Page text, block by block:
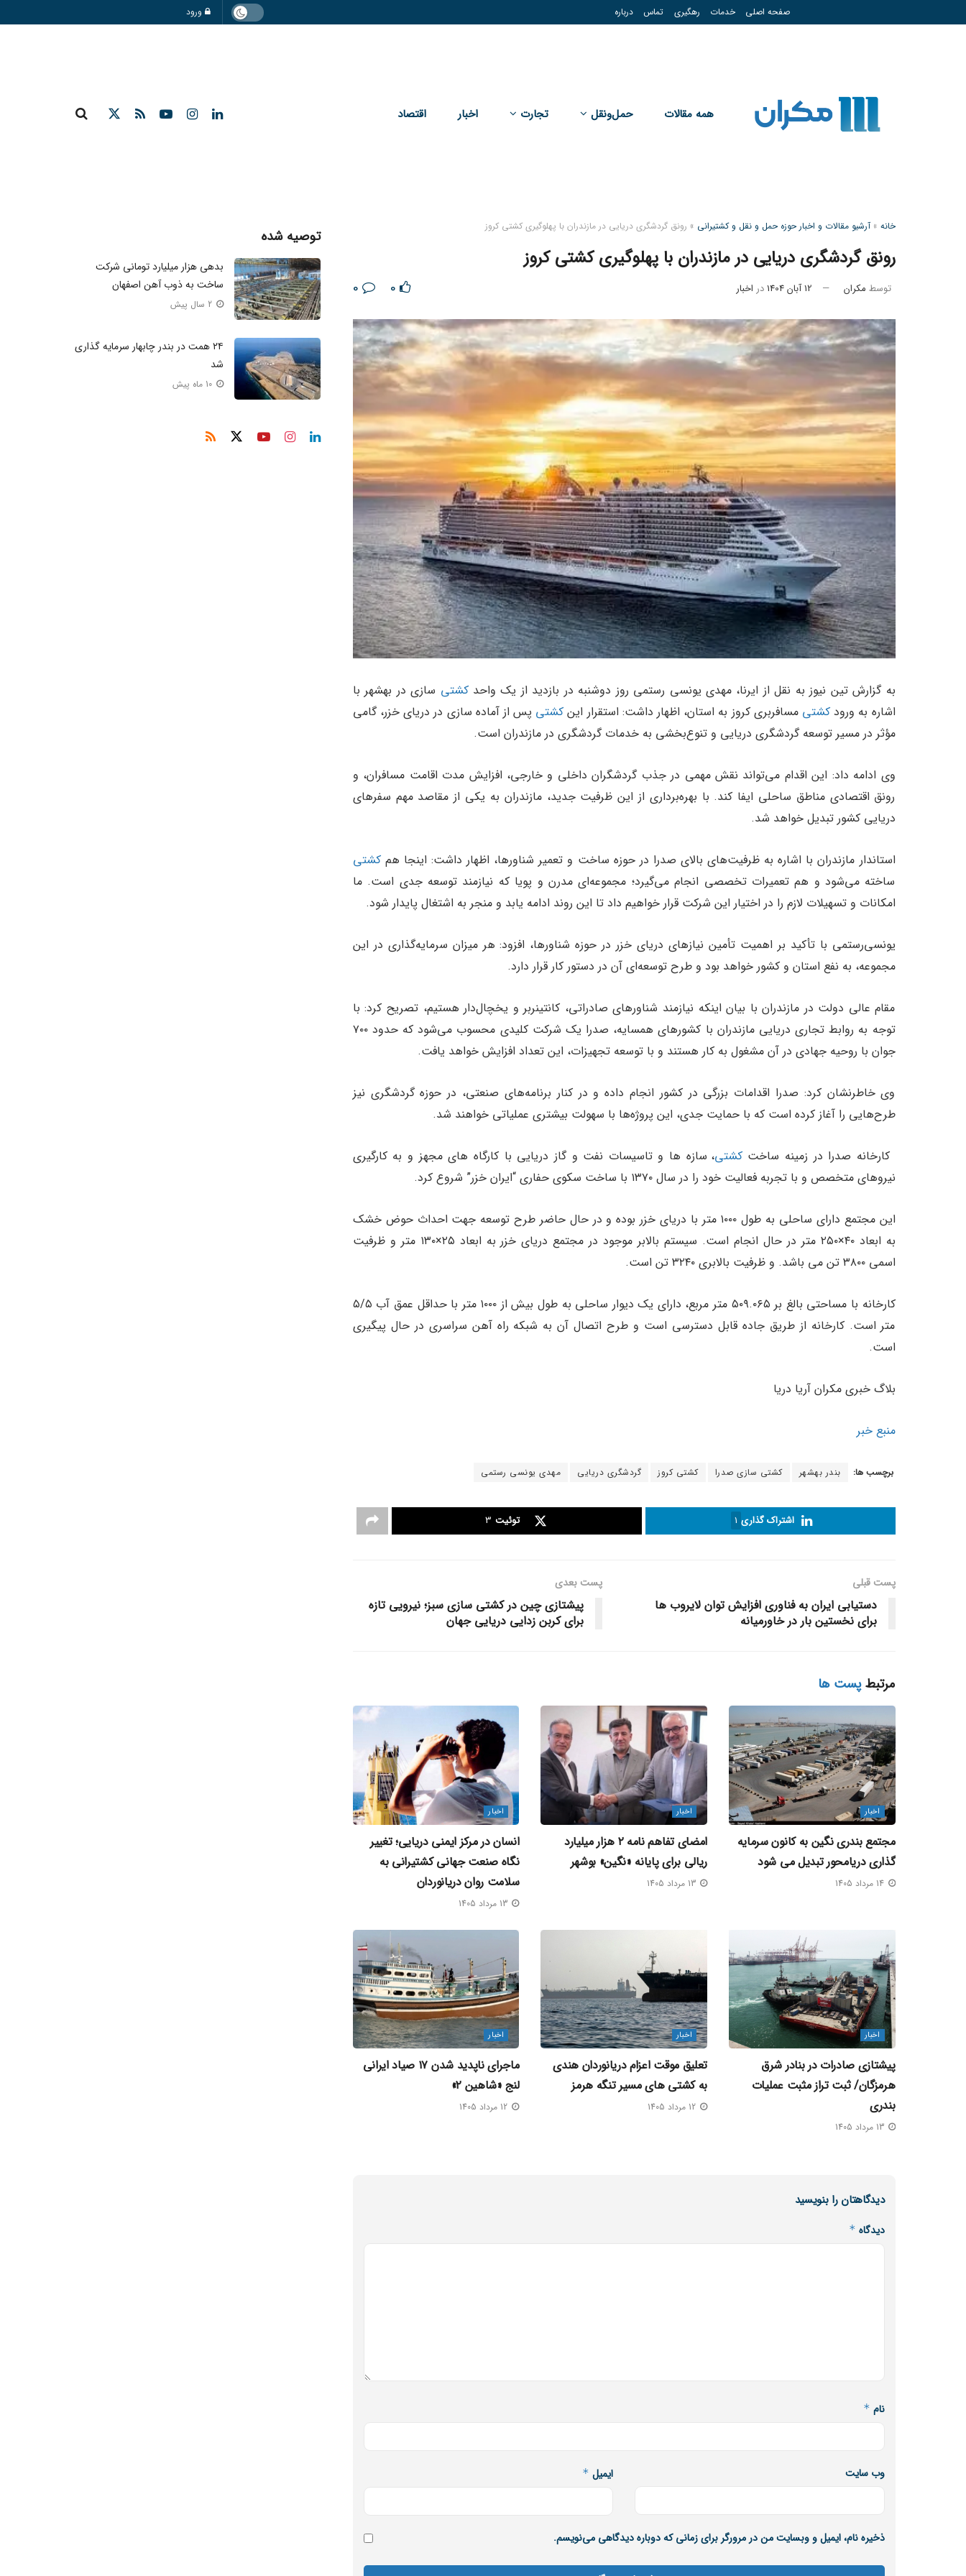
صفحه اصلی خدمات رهگیری تماس درباره ورود
همه مقالات حمل‌و‌نقل تجارت اخبار اقتصاد
خانه »آرشیو مقالات و اخبار حوزه حمل و نقل و کشتیرانی » رونق گردشگری دریایی در مازندران با پهلوگیری کشتی کروز
رونق گردشگری دریایی در مازندران با پهلوگیری کشتی کروز
توسط مکران 12 آبان 1404 در اخبار 0
به گزارش تین نیوز به نقل از ایرنا، مهدی یونسی رستمی روز دوشنبه در بازدید از یک واحدکشتی سازی در بهشهر با
اشاره به ورودکشتی مسافربری کروز به استان، اظهار داشت: استقرار این کشتی پس از آماده سازی در دریای خزر، گامی
مؤثر در مسیر توسعه گردشگری دریایی و تنوع‌بخشی به خدمات گردشگری در مازندران است.
وی ادامه داد: این اقدام می‌تواند نقش مهمی در جذب گردشگران داخلی و خارجی، افزایش مدت اقامت مسافران، و
رونق اقتصادی مناطق ساحلی ایفا کند. با بهره‌برداری از این ظرفیت جدید، مازندران به یکی از مقاصد مهم سفرهای
دریایی کشور تبدیل خواهد شد. ‌
استاندار مازندران با اشاره به ظرفیت‌های بالای صدرا در حوزه ساخت و تعمیر شناورها، اظهار داشت: اینجا همکشتی
ساخته می‌شود و هم تعمیرات تخصصی انجام می‌گیرد؛ مجموعه‌ای مدرن و پویا که نیازمند توسعه جدی است. ما
امکانات و تسهیلات لازم را در اختیار این شرکت قرار خواهیم داد تا این روند ادامه یابد و منجر به اشتغال پایدار شود.
یونسی‌رستمی با تأکید بر اهمیت تأمین نیازهای دریای خزر در حوزه شناورها، افزود: هر میزان سرمایه‌گذاری در این
مجموعه، به نفع استان و کشور خواهد بود و طرح توسعه‌ای آن در دستور کار قرار دارد.
مقام عالی دولت در مازندران با بیان اینکه نیازمند شناورهای صادراتی، کانتینربر و یخچال‌دار هستیم، تصریح کرد: با
توجه به روابط تجاری دریایی مازندران با کشورهای همسایه، صدرا یک شرکت کلیدی محسوب می‌شود که حدود ۷۰۰
جوان با روحیه جهادی در آن مشغول به کار هستند و با توسعه تجهیزات، این تعداد افزایش خواهد یافت.
وی خاطرنشان کرد: صدرا اقدامات بزرگی در کشور انجام داده و در کنار برنامه‌های صنعتی، در حوزه گردشگری نیز
طرح‌هایی را آغاز کرده است که با حمایت جدی، این پروژه‌ها با سهولت بیشتری عملیاتی خواهند شد.
کارخانه صدرا در زمینه ساختکشتی، سازه ها و تاسیسات نفت و گاز دریایی با کارگاه های مجهز و به کارگیری
نیروهای متخصص و با تجربه فعالیت خود را در سال ۱۳۷۰ با ساخت سکوی حفاری “ایران خزر” شروع کرد.
این مجتمع دارای ساحلی به طول ۱۰۰۰ متر با دریای خزر بوده و در حال حاضر طرح توسعه جهت احداث حوض خشک
به ابعاد ۴۰×۲۵۰ متر در حال انجام است. سیستم بالابر موجود در مجتمع دریای خزر به ابعاد ۲۵×۱۳۰ متر و ظرفیت
اسمی ۳۸۰۰ تن می باشد. و ظرفیت بالابری ۳۲۴۰ تن است.
کارخانه با مساحتی بالغ بر ۵۰۹.۰۶۵ متر مربع، دارای یک دیوار ساحلی به طول بیش از ۱۰۰۰ متر با حداقل عمق آب ۵/۵
متر است. کارخانه از طریق جاده قابل دسترسی است و طرح اتصال آن به شبکه راه آهن سراسری در حال پیگیری
است.
بلاگ خبری مکران آریا دریا
منبع خبر
برچسب ها: بندر بهشهر کشتی سازی صدرا کشتی کروز گردشگری دریایی مهدی یونسی رستمی
اشتراک گذاری 1 توئیت 3
پست قبلی
دستیابی ایران به فناوری افزایش توان لایروب‌ ها‌
برای نخستین‌ بار در خاورمیانه
پست‌ بعدی
پیشتازی چین در کشتی‌ سازی سبز؛ نیرویی تازه
برای کربن زدایی دریایی جهان
مرتبطپست ها
اخبار
مجتمع بندری نگین به کانون سرمایه‌
گذاری دریامحور تبدیل می‌ شود
14 مرداد 1405
اخبار
امضای تفاهم‌ نامه ۲ هزار میلیارد
ریالی برای پایانه «نگین» بوشهر
13 مرداد 1405
اخبار
انسان در مرکز ایمنی دریایی؛ تغییر
نگاه صنعت جهانی کشتیرانی به
سلامت روان دریانوردان
اخبار
پیشتازی صادرات در بنادر شرق
هرمزگان/ ثبت تراز مثبت عملیات
بندری
13 مرداد 1405
اخبار
تعلیق موقت اعزام دریانوردان هندی
به کشتی‌ های مسیر تنگه هرمز
12 مرداد 1405
اخبار
ماجرای ناپدید شدن ۱۷ صیاد ایرانی
لنج «شاهین ۲»
دیدگاهتان را بنویسید
دیدگاه *
نام *
ایمیل * وب‌ سایت
ذخیره نام، ایمیل و وبسایت من در مرورگر برای زمانی که دوباره دیدگاهی می‌نویسم.
توصیه شده
بدهی هزار میلیارد تومانی شرکت
ساخت به ذوب آهن اصفهان
2 سال پیش
۲۴ همت در بندر چابهار سرمایه‌ گذاری
شد
10 ماه پیش